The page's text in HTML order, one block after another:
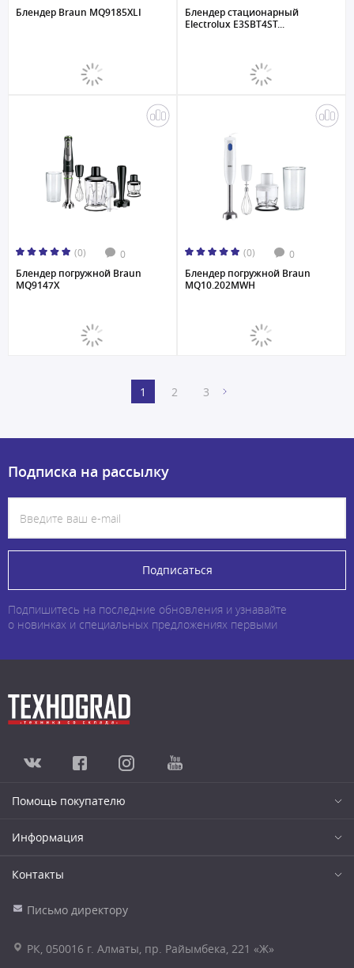
Блендер Braun MQ9185XLI
Блендер стационарный
Electrolux E3SBT4ST...
(0) 0
Блендер погружной Braun
MQ9147X
(0) 0
Блендер погружной Braun
MQ10.202MWH
1 2 3
Подписка на рассылку
Подписаться
Подпишитесь на последние обновления и узнавайте
о новинках и специальных предложениях первыми
Помощь покупателю
Информация
Контакты
Письмо директору
РК, 050016 г. Алматы, пр. Райымбека, 221 «Ж»